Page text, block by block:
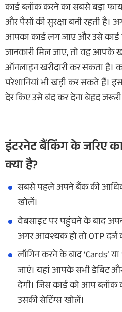
कार्ड ब्लॉक करने का सबसे बड़ा
और पैसों की सुरक्षा बनी रहती है।
आपका कार्ड लग जाए और उसे कार्ड
जानकारी मिल जाए, तो वह आपके
ऑनलाइन खरीदारी कर सकता है।
परेशानियां भी खड़ी कर सकते हैं।
देर किए उसे बंद कर देना बेहद
इंटरनेट बैंकिंग के जरिए
क्या है?
सबसे पहले अपने बैंक की
खोलें।
वेबसाइट पर पहुंचने के बाद
अगर आवश्यक हो तो OTP दर्ज
लॉगिन करने के बाद ‘Cards’
जाएं। यहां आपके सभी डेबिट और
देगी। जिस कार्ड को आप
उसकी सेटिंग्स खोलें।